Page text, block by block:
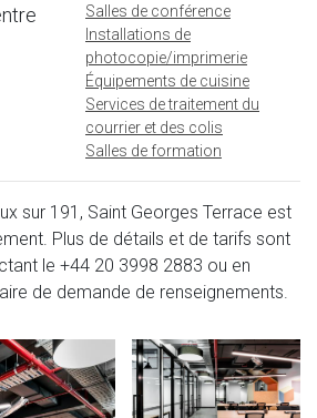
Salles de conférence
Installations de
photocopie/imprimerie
Équipements de cuisine
Services de traitement du
courrier et des colis
Salles de formation
sur 191, Saint Georges Terrace est
Plus de détails et de tarifs sont
le +44 20 3998 2883 ou en
de demande de renseignements.